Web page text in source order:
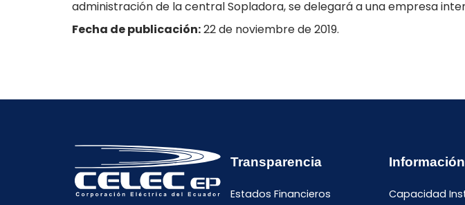
administración de la central Sopladora, se delegará a una empresa
Fecha de publicación:22 de noviembre de 2019.
Transparencia
Estados Financieros
Capacidad